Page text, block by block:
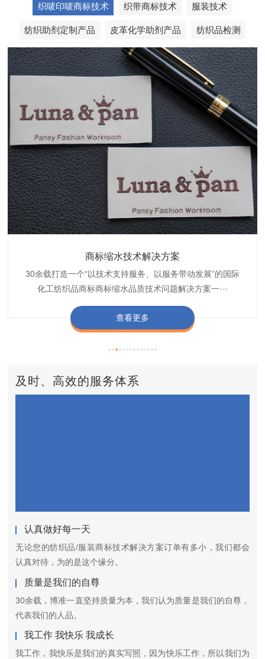
织唛印唛商标技术 织带商标技术 服装技术
纺织助剂定制产品 皮革化学助剂产品 纺织品检测
商标抗染技术解决方案
博准30余载是中国守家纺织商标印染织唛化工商标抗染品质
技术问题解决方案定制专家,提供前处理,染色,印···
查看更多
织带商标缩水技术解决方案
博准是一家专注30余载设计研发织唛印唛商标、织带织带商
标缩水品质技术问题解决方案一站式服务提供商,匠···
查看更多
服装色差技术解决方案
博准30余载专注提供纺织品印唛、织唛织造服装色差品质问
题技术解决方案一站式服务商,以其精湛的技术,科···
查看更多
纺织品商标固色剂
博准经营多年是行业专业纺织品商标固色助剂,TJ-A622,TJ-
A622,FSD,FSE商标固色剂加···
查看更多
皮革湿摩擦增进剂
博准长期致力于皮革商标湿摩擦增进助剂TJ-A6588,湿摩擦
增进剂加工定制服务技术研究与应用,凭借丰···
查看更多
及时、高效的服务体系
认真做好每一天
无论您的纺织品/服装商标技术解决方案订单有多小，我们都会
认真对待，为的是这个缘分。
质量是我们的自尊
30余载，博准一直坚持质量为本，我们认为质量是我们的自尊，
代表我们的人品。
我工作 我快乐 我成长
我工作，我快乐是我们的真实写照，因为快乐工作，所以我们为